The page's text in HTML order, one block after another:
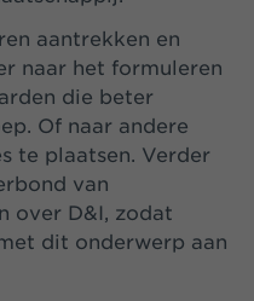
aantrekken en
naar het formuleren
die beter
Of naar andere
te plaatsen. Verder
van
over D&I, zodat
dit onderwerp aan